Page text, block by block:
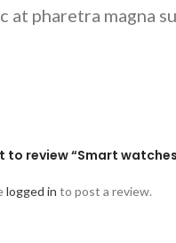
at pharetra magna
to review “Smart
logged in to post a review.